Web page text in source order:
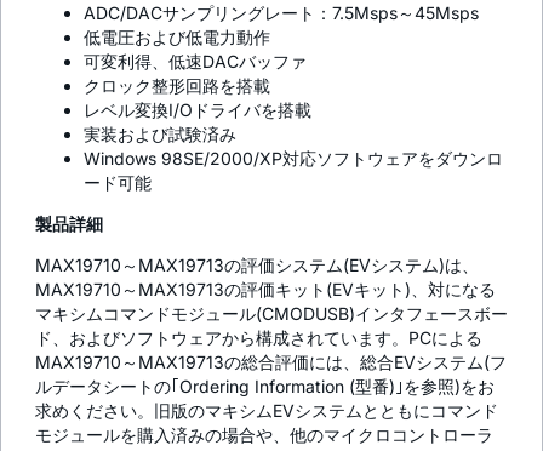
ADC/DACサンプリングレート：7.5Msps～45Msps
低電圧および低電力動作
可変利得、低速DACバッファ
クロック整形回路を搭載
レベル変換I/Oドライバを搭載
実装および試験済み
Windows 98SE/2000/XP対応ソフトウェアをダウンロ
ード可能
製品詳細
MAX19710～MAX19713の評価システム(EVシステム)は、
MAX19710～MAX19713の評価キット(EVキット)、対になる
マキシムコマンドモジュール(CMODUSB)インタフェースボー
ド、およびソフトウェアから構成されています。PCによる
MAX19710～MAX19713の総合評価には、総合EVシステム(フ
ルデータシートの｢Ordering Information (型番)｣を参照)をお
求めください。旧版のマキシムEVシステムとともにコマンド
モジュールを購入済みの場合や、他のマイクロコントローラ